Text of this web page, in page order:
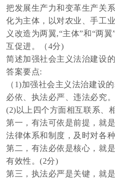
把发展生产力和变革生产关
化为主体，以对农业、手工
义改造为两翼,“主体”和“两
互促进。
（4分)
简述加强社会主义法治建设
答案要点:
（ 1)加强社会主义法治建设
必依、执法必严、违法必究。
(2)以上四个方面相互联系、
第一，有法可依是前提，就
法律体系和制度，及时对各
第二，有法必依是核心，就
有效性。(2分)
第三，执法必严是关键，就